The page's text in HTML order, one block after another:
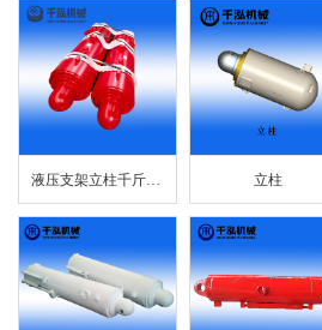
液压支架立柱千斤顶... 立柱